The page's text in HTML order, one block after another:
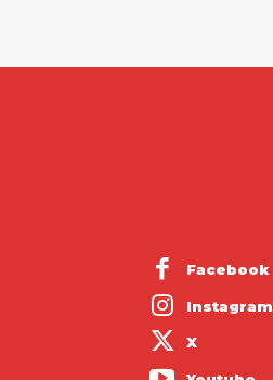
Facebook
Instagram
X